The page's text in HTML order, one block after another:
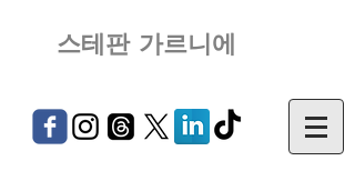
스테판 가르니에